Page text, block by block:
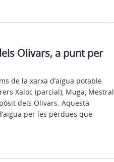
Olivars, a punt per
de la xarxa d’aigua potable
Xaloc (parcial), Muga, Mestral
dels Olivars. Aquesta
per les pèrdues que